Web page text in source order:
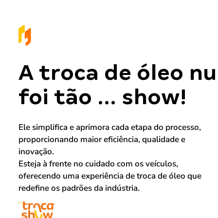
A troca de óleo
foi tão ... show!
Ele simplifica e aprimora cada etapa do processo,
proporcionando maior eficiência, qualidade e
inovação.
Esteja à frente no cuidado com os veículos,
oferecendo uma experiência de troca de óleo que
redefine os padrões da indústria.